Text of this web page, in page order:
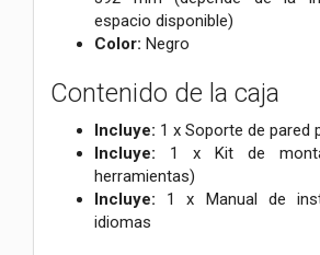
espacio disponible)
Color: Negro
Contenido de la caja
Incluye: 1 x Soporte de pared
Incluye: 1 x Kit de
herramientas)
Incluye: 1 x Manual de
idiomas